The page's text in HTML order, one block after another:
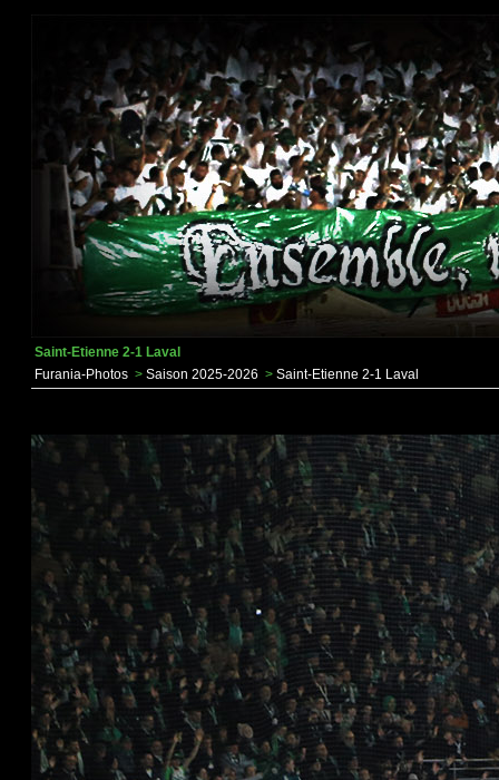
Saint-Etienne 2-1 Laval
Furania-Photos > Saison 2025-2026 > Saint-Etienne 2-1 Laval